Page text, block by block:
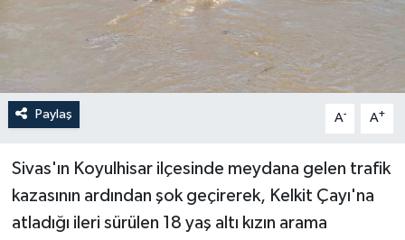
Paylaş A- A+
Sivas'ın Koyulhisar ilçesinde meydana gelen trafik
kazasının ardından şok geçirerek, Kelkit Çayı'na
atladığı ileri sürülen 18 yaş altı kızın arama
YAŞAM